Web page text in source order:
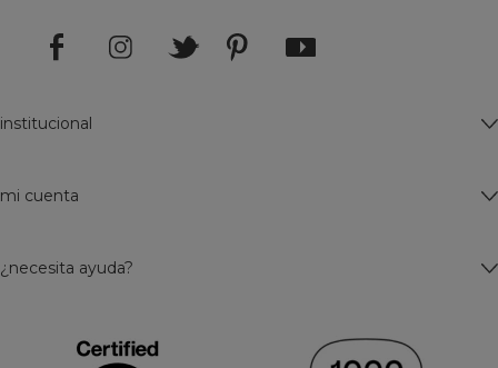
institucional
mi cuenta
¿necesita ayuda?